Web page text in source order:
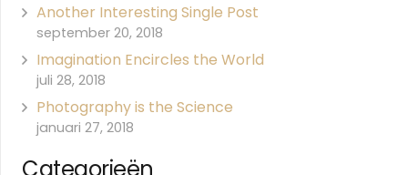
Another Interesting Single Post
september 20, 2018
Imagination Encircles the World
juli 28, 2018
Photography is the Science
januari 27, 2018